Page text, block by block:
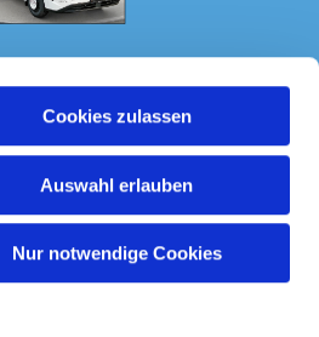
Cookies zulassen
Auswahl erlauben
Nur notwendige Cookies